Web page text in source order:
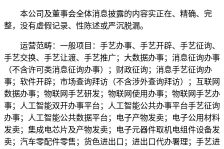
本公司及董事会全体消息披露的内容实正在、精确、完
整，没有虚假记录、性陈述或严沉脱漏。
运营范畴：一般项目：手艺办事、手艺开辟、手艺征询、
手艺交换、手艺让渡、手艺推广；大数据办事；消息征询办事
（不含许可类消息征询办事）；财政征询；消息手艺征询办
事；软件开辟；市场查询拜访（不含涉外查询拜访）；互联网
数据办事；物联网手艺研发；物联网使用办事；物联网手艺办
事；人工智能双开办事平台；人工智能公共办事平台手艺征询
办事；人工智能公共数据平台；电子产物发卖；电子公用材料
发卖；集成电芯片及产物发卖；电子元器件取机电组件设备发
卖；汽车零配件零售；货色进出口；进出口代办署理；手艺进